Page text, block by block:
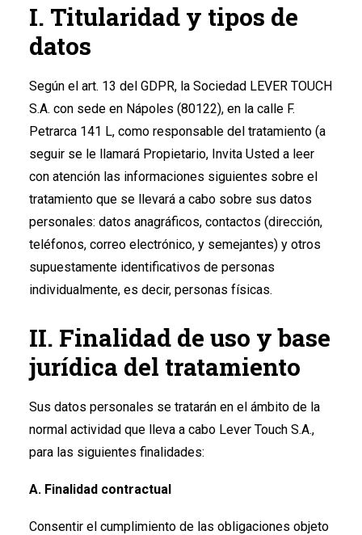
Spain
France
I. Titularidad y tipos de
datos
Según el art. 13 del GDPR, la Sociedad LEVER TOUCH
S.A. con sede en Nápoles (80122), en la calle F.
Petrarca 141 L, como responsable del tratamiento (a
seguir se le llamará Propietario, Invita Usted a leer
con atención las informaciones siguientes sobre el
tratamiento que se llevará a cabo sobre sus datos
personales: datos anagráficos, contactos (dirección,
teléfonos, correo electrónico, y semejantes) y otros
supuestamente identificativos de personas
individualmente, es decir, personas físicas.
II. Finalidad de uso y base
jurídica del tratamiento
Sus datos personales se tratarán en el ámbito de la
normal actividad que lleva a cabo Lever Touch S.A.,
para las siguientes finalidades:
A. Finalidad contractual
Consentir el cumplimiento de las obligaciones objeto